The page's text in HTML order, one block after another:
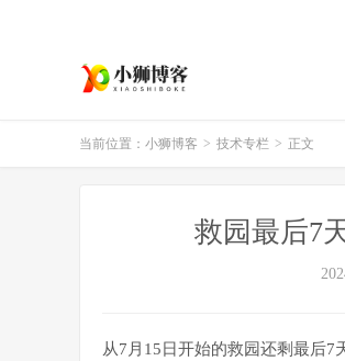
当前位置： 小狮博客 > 技术专栏 > 正文
救园最后7
从7月15日开始的救园还剩最后7